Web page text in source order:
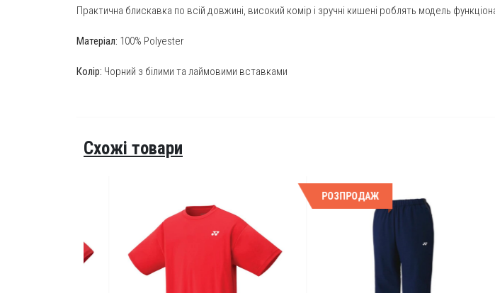
Практична блискавка по всій довжині, високий комір і зручні кишені роблять модель
Матеріал: 100% Polyester
Колір: Чорний з білими та лаймовими вставками
Схожі товари
РОЗПРОДАЖ